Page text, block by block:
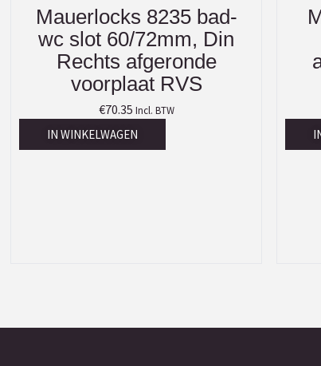
Mauerlocks 8235 bad-
wc slot 60/72mm, Din
Rechts afgeronde
voorplaat RVS
€70.35 Incl. BTW
IN WINKELWAGEN